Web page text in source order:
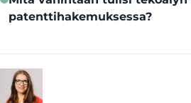
patenttihakemuksessa?